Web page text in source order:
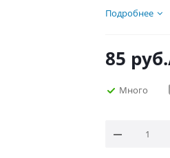
Подробнее
85 руб.
Много